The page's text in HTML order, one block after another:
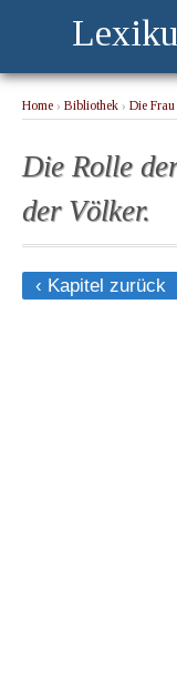
Home › Bibliothek › Die
Die Rolle
der Völker.
‹ Kapitel zurück